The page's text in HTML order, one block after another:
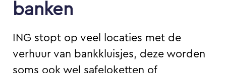
banken
ING stopt op veel locaties met de
verhuur van bankkluisjes, deze worden
soms ook wel safeloketten of